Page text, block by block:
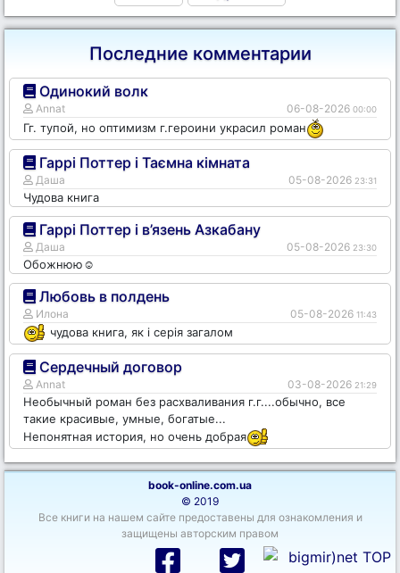
Последние комментарии
Одинокий волк
Annat 06-08-2026 00:00
Гг. тупой, но оптимизм г.героини украсил роман
Гаррі Поттер і Таємна кімната
Даша 05-08-2026 23:31
Чудова книга
Гаррі Поттер і в’язень Азкабану
Даша 05-08-2026 23:30
Обожнюю☺️
Любовь в полдень
Илона 05-08-2026 11:43
чудова книга, як і серія загалом
Сердечный договор
Annat 03-08-2026 21:29
Необычный роман без расхваливания г.г....обычно, все
такие красивые, умные, богатые...
Непонятная история, но очень добрая
book-online.com.ua
© 2019
Все книги на нашем сайте предоставены для ознакомления и
защищены авторским правом